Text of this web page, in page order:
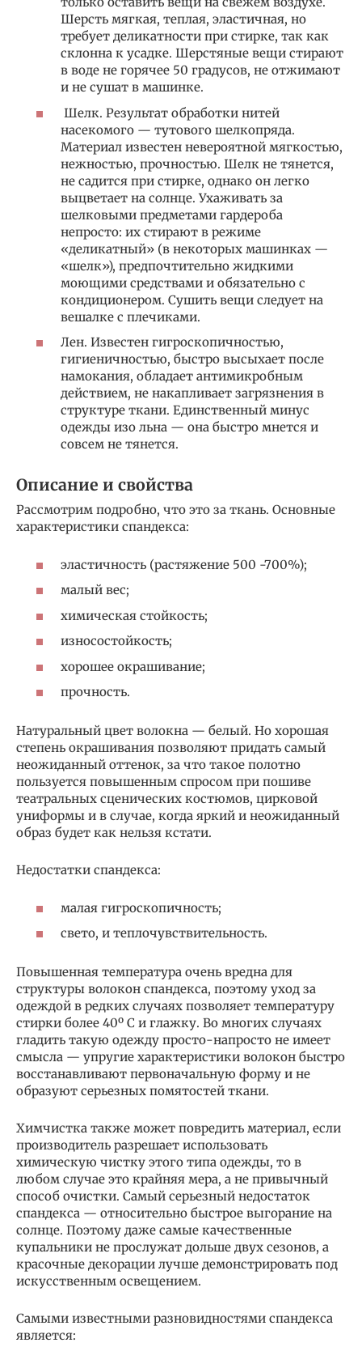
Шерсть мягкая, теплая, эластичная, но
требует деликатности при стирке, так как
склонна к усадке. Шерстяные вещи стирают
в воде не горячее 50 градусов, не отжимают
и не сушат в машинке.
Шелк. Результат обработки нитей
насекомого — тутового шелкопряда.
Материал известен невероятной мягкостью,
нежностью, прочностью. Шелк не тянется,
не садится при стирке, однако он легко
выцветает на солнце. Ухаживать за
шелковыми предметами гардероба
непросто: их стирают в режиме
«деликатный» (в некоторых машинках —
«шелк»), предпочтительно жидкими
моющими средствами и обязательно с
кондиционером. Сушить вещи следует на
вешалке с плечиками.
Лен. Известен гигроскопичностью,
гигиеничностью, быстро высыхает после
намокания, обладает антимикробным
действием, не накапливает загрязнения в
структуре ткани. Единственный минус
одежды изо льна — она быстро мнется и
совсем не тянется.
Описание и свойства
Рассмотрим подробно, что это за ткань. Основные
характеристики спандекса:
эластичность (растяжение 500 -700%);
малый вес;
химическая стойкость;
износостойкость;
хорошее окрашивание;
прочность.
Натуральный цвет волокна — белый. Но хорошая
степень окрашивания позволяют придать самый
неожиданный оттенок, за что такое полотно
пользуется повышенным спросом при пошиве
театральных сценических костюмов, цирковой
униформы и в случае, когда яркий и неожиданный
образ будет как нельзя кстати.
Недостатки спандекса:
малая гигроскопичность;
свето, и теплочувствительность.
Повышенная температура очень вредна для
структуры волокон спандекса, поэтому уход за
одеждой в редких случаях позволяет температуру
стирки более 40º С и глажку. Во многих случаях
гладить такую одежду просто-напросто не имеет
смысла — упругие характеристики волокон быстро
восстанавливают первоначальную форму и не
образуют серьезных помятостей ткани.
Химчистка также может повредить материал, если
производитель разрешает использовать
химическую чистку этого типа одежды, то в
любом случае это крайняя мера, а не привычный
способ очистки. Самый серьезный недостаток
спандекса — относительно быстрое выгорание на
солнце. Поэтому даже самые качественные
купальники не прослужат дольше двух сезонов, а
красочные декорации лучше демонстрировать под
искусственным освещением.
Самыми известными разновидностями спандекса
является: